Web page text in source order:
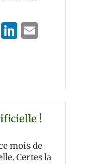
Telegram
LinkedIn
!
mois de
Certes la